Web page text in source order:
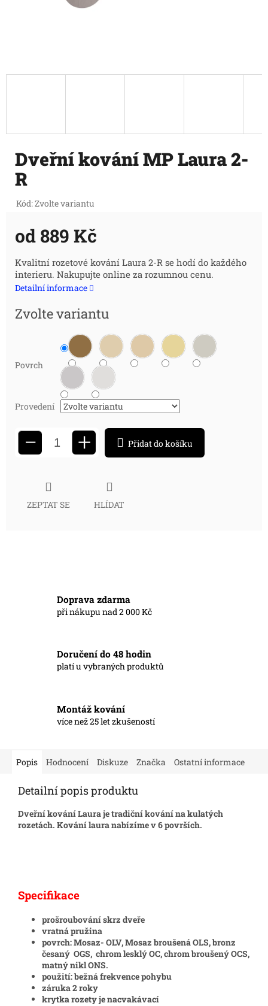
Dveřní kování MP Laura 2-
R
Kód:Zvolte variantu
od 889 Kč
Měrná
cena:
Kvalitní rozetové kování Laura 2-R se hodí do každého
interieru. Nakupujte online za rozumnou cenu.
Detailní informace
Zvolte variantu
Povrch
Provedení
− + Přidat do košíku
ZEPTAT SE HLÍDAT
Doprava zdarma
při nákupu nad 2 000 Kč
Doručení do 48 hodin
platí u vybraných produktů
Montáž kování
více než 25 let zkušeností
Popis Hodnocení Diskuze Značka Ostatní informace
Detailní popis produktu
Dveřní kování Laura je tradiční kování na kulatých
rozetách. Kování laura nabízíme v 6 površích.
Specifikace
prošroubování skrz dveře
vratná pružina
povrch: Mosaz- OLV, Mosaz broušená OLS, bronz
česaný OGS, chrom lesklý OC, chrom broušený OCS,
matný nikl ONS.
použití: bežná frekvence pohybu
záruka 2 roky
krytka rozety je nacvakávací